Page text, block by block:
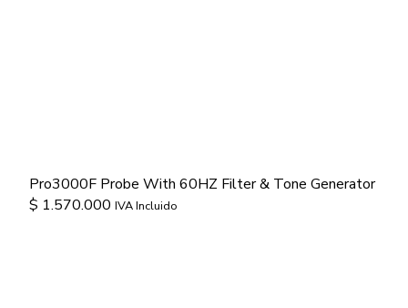
Pro3000F Probe With 60HZ Filter & Tone Generator
$ 1.570.000 IVA Incluido